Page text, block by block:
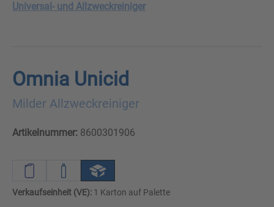
Universal- und Allzweckreiniger
Omnia Unicid
Milder Allzweckreiniger
Artikelnummer: 8600301906
Verkaufseinheit (VE): 1 Karton auf Palette